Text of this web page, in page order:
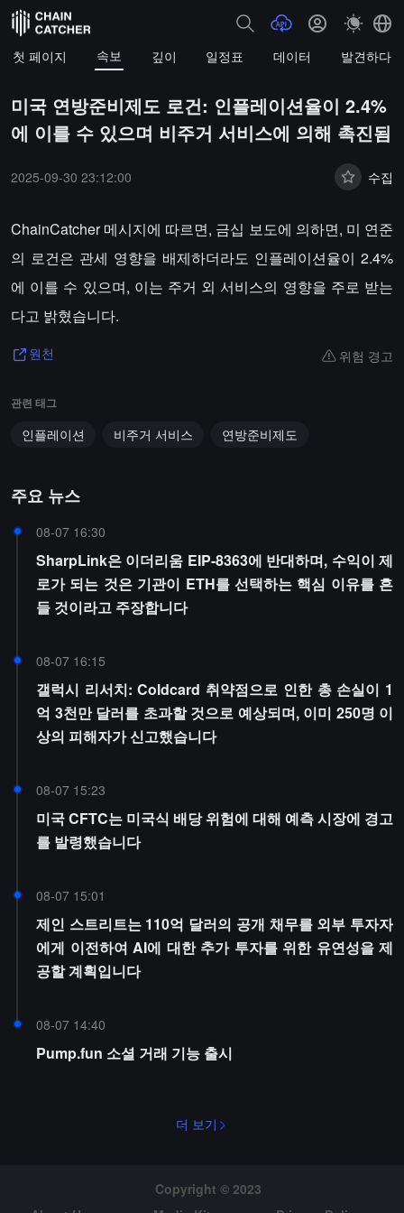
첫 페이지 속보 깊이 일정표 데이터 발견하다
미국 연방준비제도 로건: 인플레이션율이 2.4%
에 이를 수 있으며 비주거 서비스에 의해 촉진됨
2025-09-30 23:12:00 수집
ChainCatcher 메시지에 따르면, 금십 보도에 의하면, 미 연준
의 로건은 관세 영향을 배제하더라도 인플레이션율이 2.4%
에 이를 수 있으며, 이는 주거 외 서비스의 영향을 주로 받는
다고 밝혔습니다.
원천 위험 경고
관련 태그
인플레이션 비주거 서비스 연방준비제도
주요 뉴스
08-07 16:30
SharpLink은 이더리움 EIP-8363에 반대하며, 수익이 제
로가 되는 것은 기관이 ETH를 선택하는 핵심 이유를 흔
들 것이라고 주장합니다
08-07 16:15
갤럭시 리서치: Coldcard 취약점으로 인한 총 손실이 1
억 3천만 달러를 초과할 것으로 예상되며, 이미 250명 이
상의 피해자가 신고했습니다
08-07 15:23
미국 CFTC는 미국식 배당 위험에 대해 예측 시장에 경고
를 발령했습니다
08-07 15:01
제인 스트리트는 110억 달러의 공개 채무를 외부 투자자
에게 이전하여 AI에 대한 추가 투자를 위한 유연성을 제
공할 계획입니다
08-07 14:40
Pump.fun 소셜 거래 기능 출시
더 보기
Copyright © 2023